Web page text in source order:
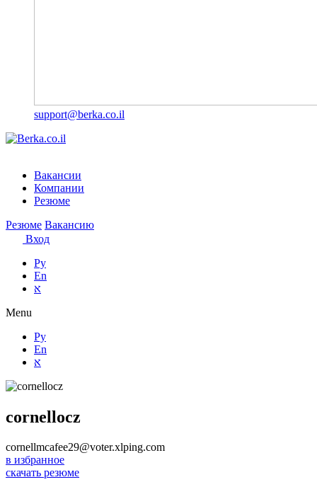
support@berka.co.il
Вакансии
Компании
Резюме
Резюме Вакансию
Вход
Ру
En
א
Menu
Ру
En
א
cornellocz
cornellmcafee29@voter.xlping.com
в избранное
скачать резюме